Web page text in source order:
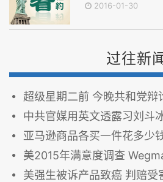
2016-01-30
过往新
超级星期二前 今晚共和党辩
中共官媒用英文透露习刘斗
亚马逊商品各买一件花多少
美2015年满意度调查
美强生被诉产品致癌 判赔